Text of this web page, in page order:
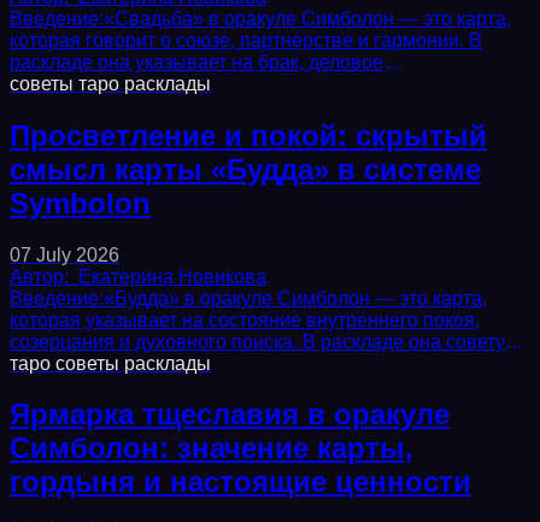
Введение:«Свадьба» в оракуле Симболон — это карта,
которая говорит о союзе, партнерстве и гармонии. В
раскладе она указывает на брак, деловое
сотрудничество, творческое объединение или даже...
советы таро расклады
Просветление и покой: скрытый
смысл карты «Будда» в системе
Symbolon
07 July 2026
Автор:
Екатерина Новикова
Введение:«Будда» в оракуле Симболон — это карта,
которая указывает на состояние внутреннего покоя,
созерцания и духовного поиска. В раскладе она советует
остановиться, перестать суетиться и...
таро советы расклады
Ярмарка тщеславия в оракуле
Симболон: значение карты,
гордыня и настоящие ценности